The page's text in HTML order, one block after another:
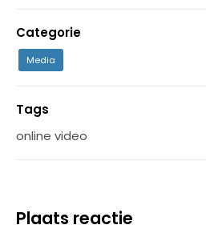
Categorie
Media
Tags
online video
Plaats reactie